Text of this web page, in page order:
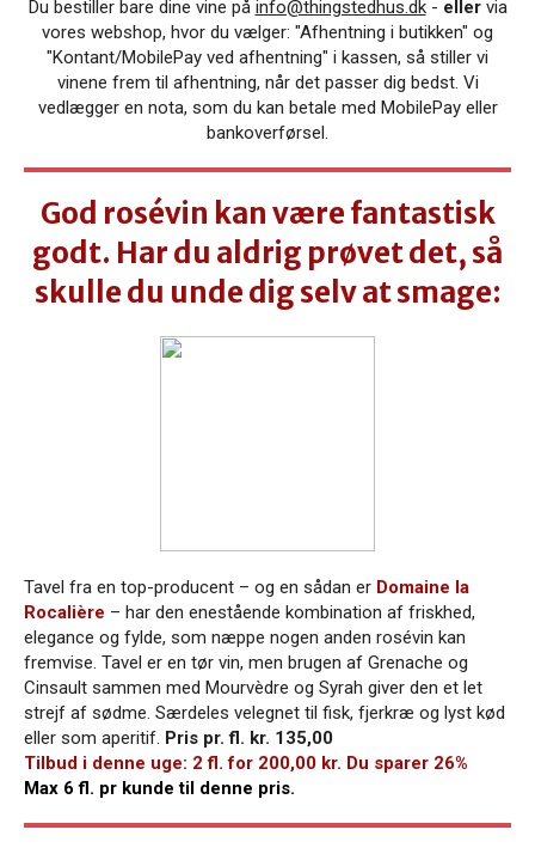
Du bestiller bare dine vine på info@thingstedhus.dk - eller via
vores webshop, hvor du vælger: "Afhentning i butikken" og
"Kontant/MobilePay ved afhentning" i kassen, så stiller vi
vinene frem til afhentning, når det passer dig bedst. Vi
vedlægger en nota, som du kan betale med MobilePay eller
bankoverførsel.
God rosévin kan være fantastisk
godt. Har du aldrig prøvet det, så
skulle du unde dig selv at smage:
Tavel fra en top-producent – og en sådan er Domaine la
Rocalière – har den enestående kombination af friskhed,
elegance og fylde, som næppe nogen anden rosévin kan
fremvise. Tavel er en tør vin, men brugen af Grenache og
Cinsault sammen med Mourvèdre og Syrah giver den et let
strejf af sødme. Særdeles velegnet til fisk, fjerkræ og lyst kød
eller som aperitif. Pris pr. fl. kr. 135,00
Tilbud i denne uge: 2 fl. for 200,00 kr. Du sparer 26%
Max 6 fl. pr kunde til denne pris.